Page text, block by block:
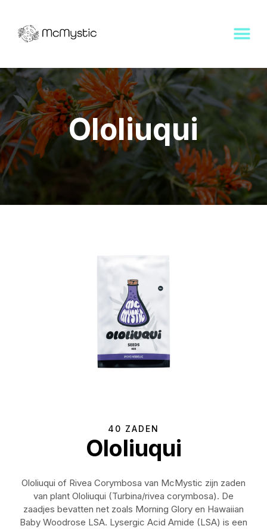
Ololiuqui
40 ZADEN
Ololiuqui
Ololiuqui of Rivea Corymbosa van McMystic zijn zaden
van plant Ololiuqui (Turbina/rivea corymbosa). De
zaadjes bevatten net zoals Morning Glory en Hawaiian
Baby Woodrose LSA. Lysergic Acid Amide (LSA) is een